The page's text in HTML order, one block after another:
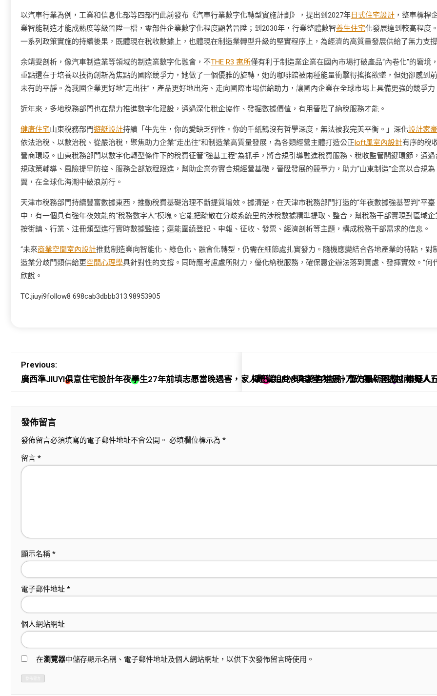
以汽車行業為例，工業和信息化部等四部門此前發布《汽車行業數字化轉型實施計劃》，提出到2027年日式住宅設計 ，整車標桿
業智能制造才能成熟度等級晉陞一檔，零部件企業數字化程度顯著晉陞；到2030年，行業整體數智養生住宅化發展達到較高程度。
一系列政策實施的持續後果，既體現在稅收數據上，也體現在制造業轉型升級的堅實程序上，為經濟的高質量發展供給了無力支撐
余靖雯剖析，像汽車制造業等領域的制造業數字化融會，不THE R3 寓所僅有利于制造業企業在國內市場打破產品“內卷化”的窘境，
重點還在于培養以技術創新為焦點的國際競爭力，她做了一個優雅的旋轉，她的咖啡館被兩種能量衝擊得搖搖欲墜，但她卻感到
未有的平靜。為我國企業更好地“走出往”，產品更好地出海、走向國際市場供給助力，讓國內企業在全球市場上具備更強的競爭力
近年來，多地稅務部門也在鼎力推進數字化建設，通過深化稅企協作、發掘數據價值，有用晉陞了納稅服務才能。
健康住宅山東稅務部門遊艇設計持續「牛先生，你的愛缺乏彈性。你的千紙鶴沒有哲學深度，無法被我完美平衡。」深化設計家
依法治稅、以數治稅、從嚴治稅，聚焦助力企業“走出往”和制造業高質量發展，為各類經營主體打造公正loft風室內設計有序的稅
營商環境。山東稅務部門以數字化轉型條件下的稅費征管“強基工程”為抓手，將合規引導融進稅費服務、稅收監管關鍵環節，通過
規政策輔導、風險提早防控、服務全部旅程跟進，幫助企業夯實合規經營基礎，晉陞發展的競爭力，助力“山東制造”企業以合規為
翼，在全球化海潮中破浪前行。
天津市稅務部門持續豐富數據東西，推動稅費基礎治理不斷提質增效。據清楚，在天津市稅務部門打造的“年夜數據強基智判”平臺
中，有一個具有強年夜效能的“稅務數字人”模塊。它能把疏散在分歧系統里的涉稅數據精準提取、整合，幫稅務干部實現對區域企
按街鎮、行業、注冊類型進行實時數據監控；還能圍繞登記、申報、征收、發票、經濟剖析等主題，構成稅務干部需求的信息。
“未來商業空間室內設計推動制造業向智能化、綠色化、融會化轉型，仍需在細節處扎實發力。隨機應變結合各地產業的特點，對
造業分歧門類供給更空間心理學具針對性的支撐。同時應考慮處所財力，優化納稅服務，確保惠企辦法落到實處、發揮實效。”何
欣說。
TC:jiuyi9follow8 698cab3dbbb313.98953905
Previous:
廣西準JIUYI俱意住宅設計年夜學生27年前填志愿當晚遇害，家人懸賞追兇多年終有進展，警方最新回應：嫌疑人
揮巴冷JIUYI俱意室內設計刀砍傷人潛逃越南 男人
發佈留言
發佈留言必須填寫的電子郵件地址不會公開。 必填欄位標示為 *
留言 *
顯示名稱 *
電子郵件地址 *
個人網站網址
在瀏覽器中儲存顯示名稱、電子郵件地址及個人網站網址，以供下次發佈留言時使用。